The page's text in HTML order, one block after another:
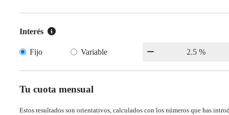
Interés
Fijo Variable
Tu cuota mensual
Estos resultados son orientativos, calculados con los números que has